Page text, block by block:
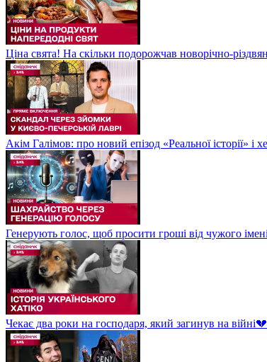
Ціна свята! На скільки подорожчав новорічно-
Акім Галімов: про новий епізод «Реальної історії» і
Генерують голос, щоб просити гроші від чужого
Чекає два роки на господаря, який загинув на